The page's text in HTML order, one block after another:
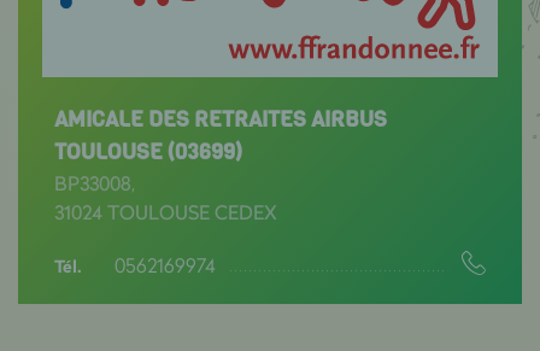
AMICALE DES RETRAITES AIRBUS
TOULOUSE (03699)
BP33008,
31024 TOULOUSE CEDEX
Tél. 0562169974